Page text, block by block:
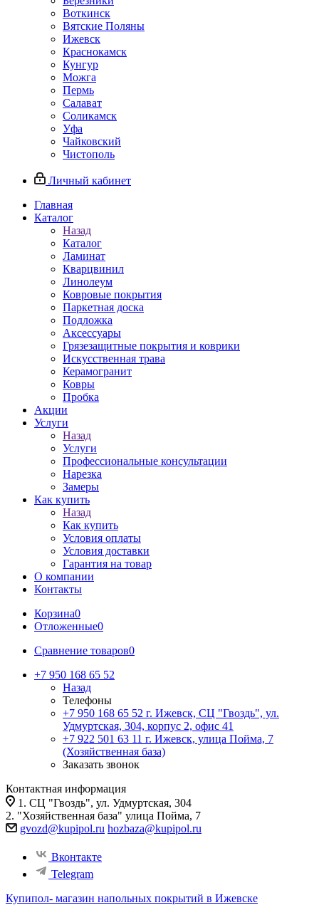
Воткинск
Вятские Поляны
Ижевск
Краснокамск
Кунгур
Можга
Пермь
Салават
Соликамск
Уфа
Чайковский
Чистополь
Личный кабинет
Главная
Каталог
Назад
Каталог
Ламинат
Кварцвинил
Линолеум
Ковровые покрытия
Паркетная доска
Подложка
Аксессуары
Грязезащитные покрытия и коврики
Искусственная трава
Керамогранит
Ковры
Пробка
Акции
Услуги
Назад
Услуги
Профессиональные консультации
Нарезка
Замеры
Как купить
Назад
Как купить
Условия оплаты
Условия доставки
Гарантия на товар
О компании
Контакты
Корзина0
Отложенные0
Сравнение товаров0
+7 950 168 65 52
Назад
Телефоны
+7 950 168 65 52 г. Ижевск, СЦ "Гвоздь", ул.
Удмуртская, 304, корпус 2, офис 41
+7 922 501 63 11 г. Ижевск, улица Пойма, 7
(Хозяйственная база)
Заказать звонок
Контактная информация
1. СЦ "Гвоздь", ул. Удмуртская, 304
2. "Хозяйственная база" улица Пойма, 7
gvozd@kupipol.ru hozbaza@kupipol.ru
Вконтакте
Telegram
Купипол- магазин напольных покрытий в Ижевске